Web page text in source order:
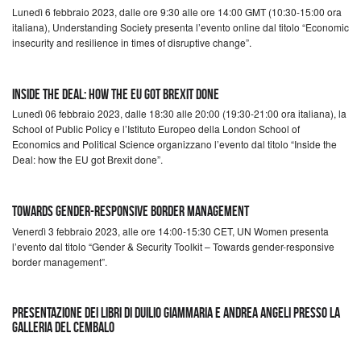
Lunedì 6 febbraio 2023, dalle ore 9:30 alle ore 14:00 GMT (10:30-15:00 ora
italiana), Understanding Society presenta l’evento online dal titolo “Economic
insecurity and resilience in times of disruptive change”.
Inside the Deal: how the EU got Brexit done
Lunedì 06 febbraio 2023, dalle 18:30 alle 20:00 (19:30-21:00 ora italiana), la
School of Public Policy e l’Istituto Europeo della London School of
Economics and Political Science organizzano l’evento dal titolo “Inside the
Deal: how the EU got Brexit done”.
Towards gender-responsive border management
Venerdì 3 febbraio 2023, alle ore 14:00-15:30 CET, UN Women presenta
l’evento dal titolo “Gender & Security Toolkit – Towards gender-responsive
border management”.
Presentazione dei libri di Duilio Giammaria e Andrea Angeli presso la
Galleria del Cembalo